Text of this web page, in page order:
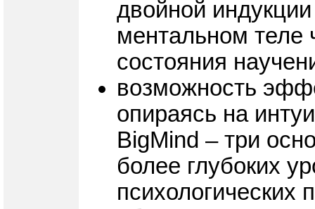
двойной
ментальном теле
состояния
возможность
опираясь на
BigMind – три
более глубоких
психологических